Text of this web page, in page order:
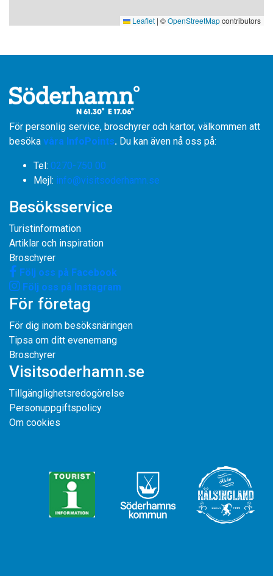
Leaflet | ©OpenStreetMapcontributors
För personlig service, broschyrer och kartor, välkommen att
besöka våra InfoPoints. Du kan även nå oss på:
Tel: 0270-750 00
​​​​​​​Mejl: info@visitsoderhamn.se
Besöksservice
Turistinformation
Artiklar och inspiration
Broschyrer
Följ oss på Facebook
Följ oss på Instagram
För företag
För dig inom besöksnäringen
Tipsa om ditt evenemang
Broschyrer
Visitsoderhamn.se
Tillgänglighetsredogörelse
Personuppgiftspolicy
Om cookies